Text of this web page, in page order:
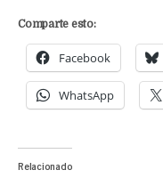
Comparte esto:
Facebook
WhatsApp
Relacionado